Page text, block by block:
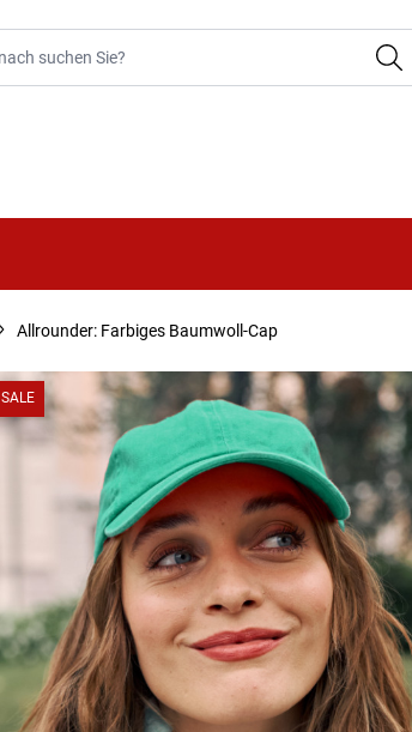
Allrounder: Farbiges Baumwoll-Cap
SALE